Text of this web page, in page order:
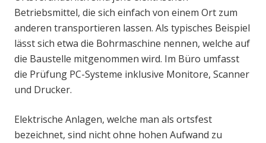
Betriebsmittel, die sich einfach von einem Ort zum
anderen transportieren lassen. Als typisches Beispiel
lässt sich etwa die Bohrmaschine nennen, welche auf
die Baustelle mitgenommen wird. Im Büro umfasst
die Prüfung PC-Systeme inklusive Monitore, Scanner
und Drucker.
Elektrische Anlagen, welche man als ortsfest
bezeichnet, sind nicht ohne hohen Aufwand zu